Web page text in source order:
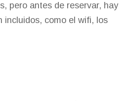
pero antes de reservar, hay
incluidos, como el wifi, los